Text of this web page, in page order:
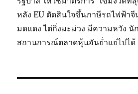
หลัง EU ตัดสินใจขึ้นภาษีรถไฟฟ้าจี
มดแดง ไต่กิ่งมะม่วง มีความหวัง นั
สถานการณ์ตลาดหุ้นอันย่ำแย่ไปไ